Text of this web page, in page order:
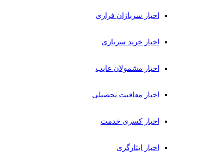
اخبار سربازان فراری
اخبار خرید سربازی
اخبار مشمولان غایب
اخبار معافیت تحصیلی
اخبار کسری خدمت
اخبار ایثارگری